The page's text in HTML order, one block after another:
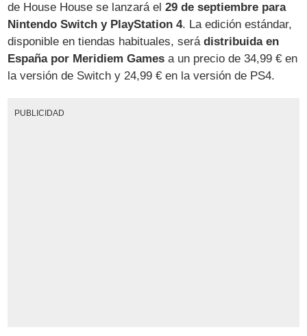
de House House se lanzará el29 de septiembre para
Nintendo Switch y PlayStation 4. La edición estándar,
disponible en tiendas habituales, serádistribuida en
España por Meridiem Games a un precio de 34,99 € en
la versión de Switch y 24,99 € en la versión de PS4.
PUBLICIDAD